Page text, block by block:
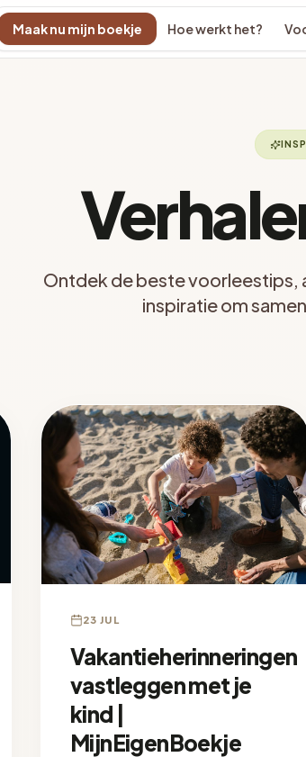
Maak nu mijn boekje Hoe werkt het?
Ontdek de beste voorleestips,
inspiratie om
23 JUL
Vakantieherinneringen
vastleggen met je
kind |
MijnEigenBoekje